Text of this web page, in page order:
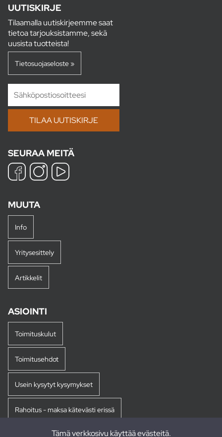
UUTISKIRJE
Tilaamalla uutiskirjeemme saat
tietoa tarjouksistamme, sekä
uusista tuotteista!
Tietosuojaseloste »
SEURAA MEITÄ
MUUTA
Info
Yritysesittely
Artikkelit
ASIOINTI
Toimituskulut
Toimitusehdot
Usein kysytyt kysymykset
Rahoitus - maksa kätevästi erissä
Tämä verkkosivu käyttää evästeitä.